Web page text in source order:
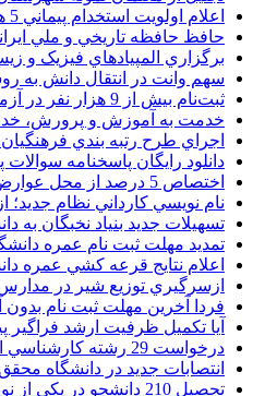
اعلام اولويت استخدام پيماني 5 هزار معلم
حافظ حافظه تاريخي و ملي
برگزاري المپيادهاي فيزيک
سهم وانت در انتقال دانش به
ثبت‌نام بيش از 9 هزار نفر در آزمون کارداني فني و حرفه‌اي
خدمت به آموزش و پرورش،
اجراي طرح رتبه بندي
دانلود رایگان پاسخنامه سوالات
اختصاص 5 درصد از محل عوارض گاز مصرفي براي نوسازي مدارس
نام نويسي کارداني نظام جديد؛
تسهيلات جديد بنياد نخبگان به
تمديد مهلت ثبت نام عمره
اعلام نتايج قرعه کشي عمره
ازسرگيري توزيع شير در
فردا آخرین مهلت ثبت نام بدون
آیا تکمیل ظرفیت ارشد فراگیر
درخواست 29 رشته کارشناسي ارشد بررسي مي شود
انتصابات جديد در دانشگاه محقق
تحصيل 210 دانشجو در يکي از نوپاترين دانشکده‌هاي علوم پزشکي کشور